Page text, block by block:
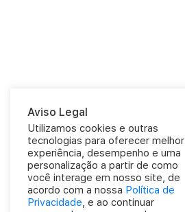
Aviso Legal
Utilizamos cookies e outras
tecnologias para oferecer melhor
experiência, desempenho e uma
personalização a partir de como
você interage em nosso site, de
acordo com a nossa Política de
Privacidade, e ao continuar